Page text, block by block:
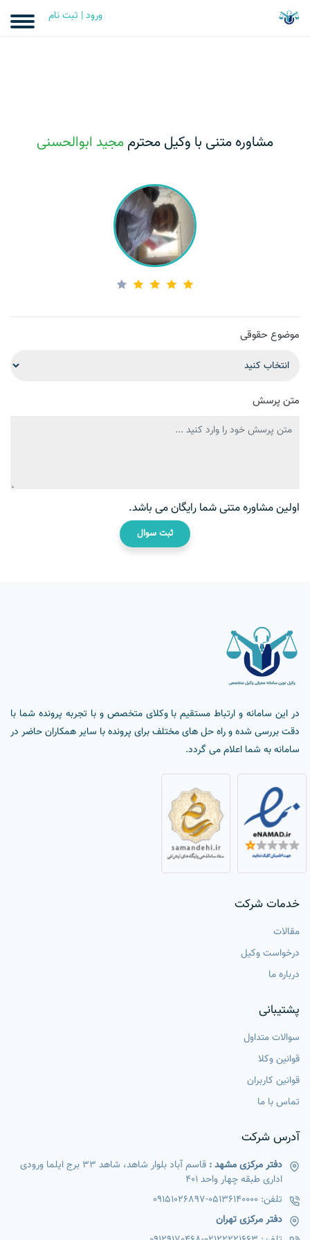
ورود | ثبت نام
مشاوره متنی با وکیل محترممجید ابوالحسنی
موضوع حقوقی
متن پرسش
اولین مشاوره متنی شما رایگان می باشد.
ثبت سوال
در این سامانه و ارتباط مستقیم با وکلای متخصص و با تجربه پرونده شما با
دقت بررسی شده و راه حل های مختلف برای پرونده با سایر همکاران حاضر در
سامانه به شما اعلام می گردد.
خدمات شرکت
مقالات
درخواست وکیل
درباره ما
پشتیبانی
سوالات متداول
قوانین وکلا
قوانین کاربران
تماس با ما
آدرس شرکت
دفتر مرکزی مشهد :
قاسم آباد بلوار شاهد، شاهد 33 برج ایلما ورودی
اداری طبقه چهار واحد 401
تلفن: 05136140000
-
09151026897
دفتر مرکزی تهران